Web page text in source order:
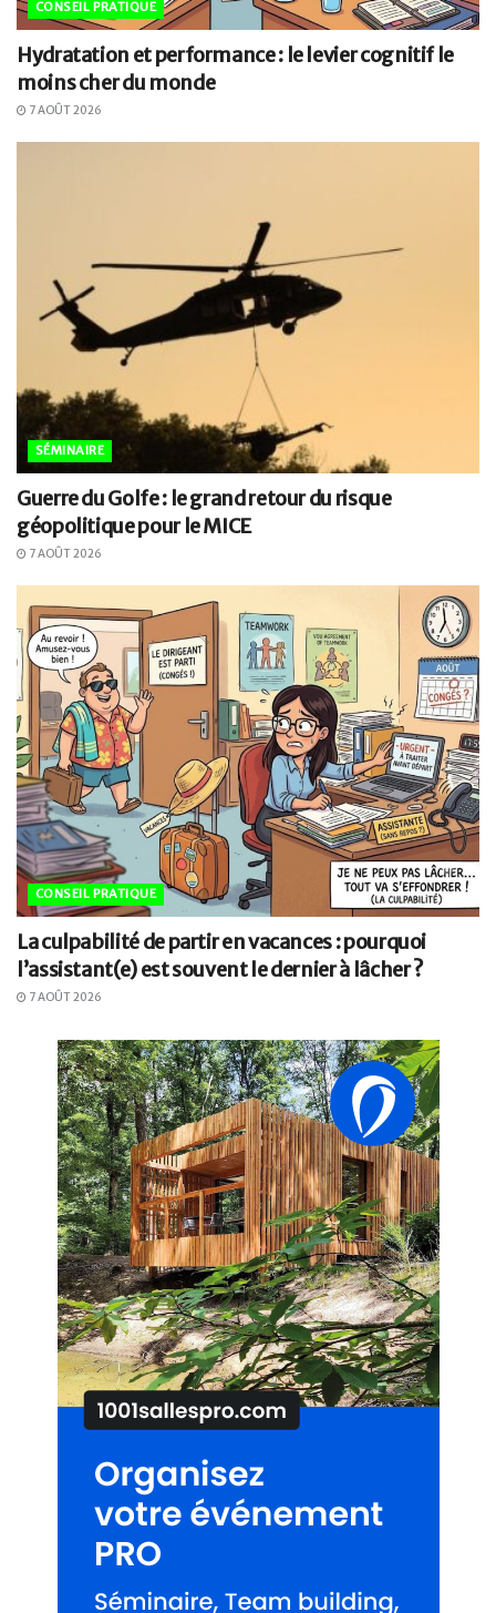
CONSEIL PRATIQUE
Hydratation et performance : le levier cognitif le
moins cher du monde
7 AOÛT 2026
SÉMINAIRE
Guerre du Golfe : le grand retour du risque
géopolitique pour le MICE
7 AOÛT 2026
CONSEIL PRATIQUE
La culpabilité de partir en vacances : pourquoi
l’assistant(e) est souvent le dernier à lâcher ?
7 AOÛT 2026